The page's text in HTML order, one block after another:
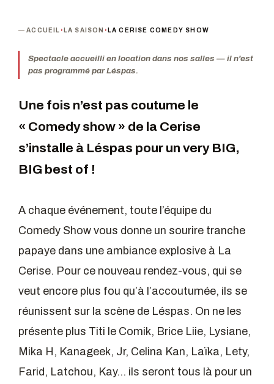
ACCUEIL› LA SAISON › LA CERISE COMEDY SHOW
Spectacle accueilli en location dans nos salles — il n'est
pas programmé par Léspas.
Une fois n’est pas coutume le
« Comedy show » de la Cerise
s’installe à Léspas pour un very BIG,
BIG best of !
A chaque événement, toute l’équipe du
Comedy Show vous donne un sourire tranche
papaye dans une ambiance explosive à La
Cerise. Pour ce nouveau rendez-vous, qui se
veut encore plus fou qu’à l’accoutumée, ils se
réunissent sur la scène de Léspas. On ne les
présente plus Titi le Comik, Brice Liie, Lysiane,
Mika H, Kanageek, Jr, Celina Kan, Laïka, Lety,
Farid, Latchou, Kay… ils seront tous là pour un